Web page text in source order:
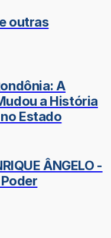
outras
A
a História
Estado
ÂNGELO -